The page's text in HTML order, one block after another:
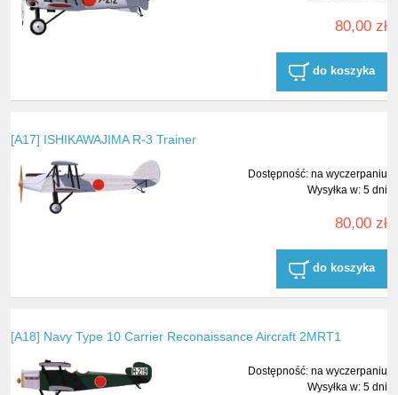
80,00 zł
do koszyka
[A17] ISHIKAWAJIMA R-3 Trainer
Dostępność: na wyczerpaniu
Wysyłka w: 5 dni
80,00 zł
do koszyka
[A18] Navy Type 10 Carrier Reconaissance Aircraft 2MRT1
Dostępność: na wyczerpaniu
Wysyłka w: 5 dni